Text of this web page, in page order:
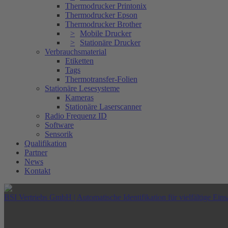
Thermodrucker Printonix
Thermodrucker Epson
Thermodrucker Brother
Mobile Drucker
Stationäre Drucker
Verbrauchsmaterial
Etiketten
Tags
Thermotransfer-Folien
Stationäre Lesesysteme
Kameras
Stationäre Laserscanner
Radio Frequenz ID
Software
Sensorik
Qualifikation
Partner
News
Kontakt
BSI Vertriebs GmbH | Automatische Identifikation für vielfältige